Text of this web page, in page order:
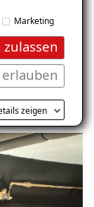
Marketing
zeigen
das
einer
zu
viel
so Herr St.